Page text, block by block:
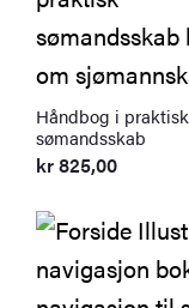
Håndbog i praktisk
sømandsskab
kr825,00